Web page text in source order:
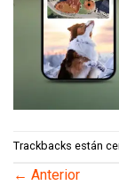
Trackbacks están
← Anterior